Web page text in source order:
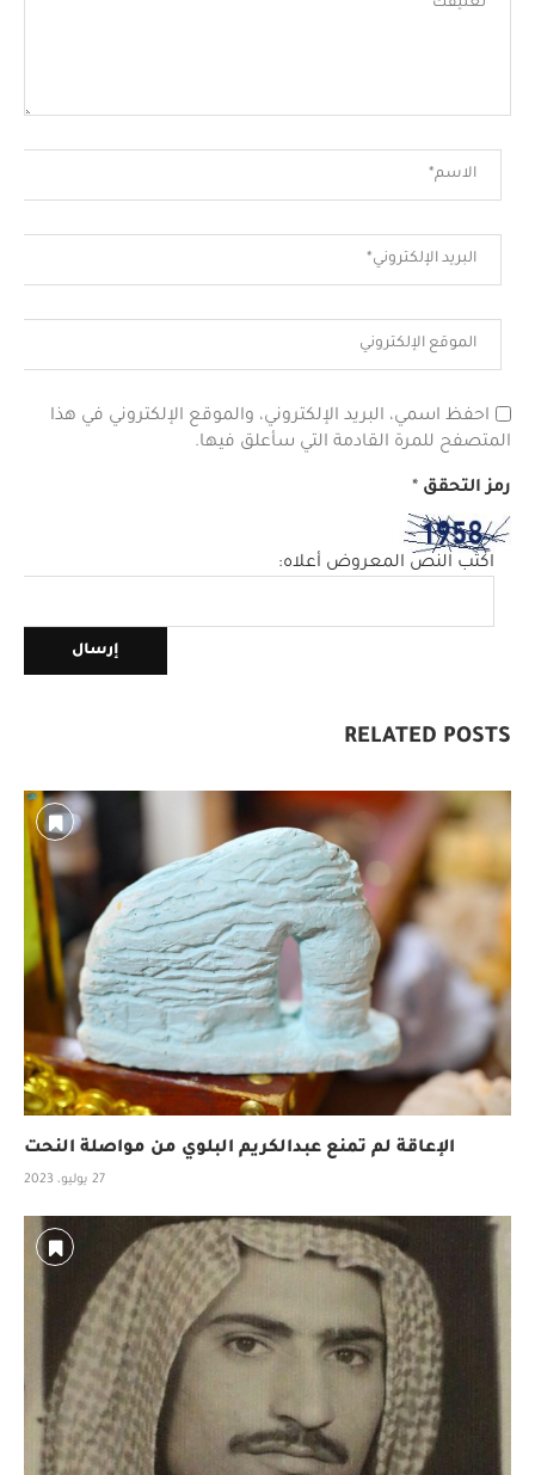
احفظ اسمي، البريد الإلكتروني، والموقع الإلكتروني في هذا
المتصفح للمرة القادمة التي سأعلق فيها.
رمز التحقق *
اكتب النص المعروض أعلاه:
RELATED POSTS
الإعاقة لم تمنع عبدالكريم البلوي من مواصلة النحت
27 يوليو، 2023